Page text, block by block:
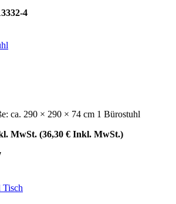
4
ca. 290 × 290 × 74 cm 1 Bürostuhl
MwSt. (36,30 € Inkl. MwSt.)